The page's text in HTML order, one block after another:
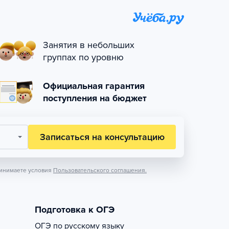
Занятия в небольших
группах по уровню
Официальная гарантия
поступления на бюджет
Записаться на консультацию
условия Пользовательского соглашения.
Подготовка к ОГЭ
ОГЭ по русскому языку